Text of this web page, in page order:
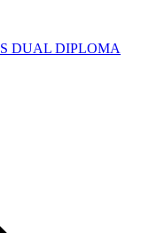
DUAL DIPLOMA